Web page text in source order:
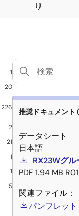
り
1
20
226
2
21
1
1
5
推奨ドキュメント
データシート
日本語
RX23Wグ
PDF 1.94 MB
関連ファイル：
パンフレット